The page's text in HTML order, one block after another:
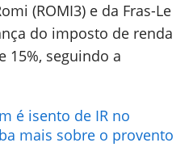
(ROMI3) e da Fras-Le
do imposto de renda
15%, seguindo a
é isento de IR no
mais sobre o provento